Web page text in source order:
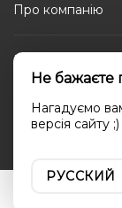
Про компанію
Каталог
Не бажаєте
Нагадуємо
версія сайту ;)
РУССКИЙ